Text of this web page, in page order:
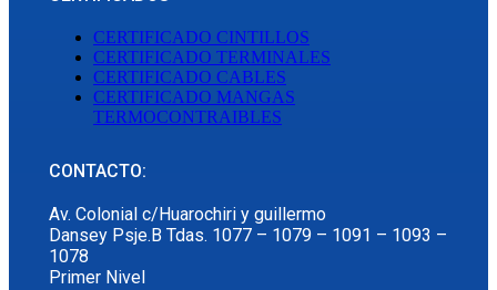
CERTIFICADO CINTILLOS
CERTIFICADO TERMINALES
CERTIFICADO CABLES
CERTIFICADO MANGAS
TERMOCONTRAIBLES
CONTACTO:
Av. Colonial c/Huarochiri y guillermo
Dansey Psje.B Tdas. 1077 – 1079 – 1091 – 1093 –
1078
Primer Nivel